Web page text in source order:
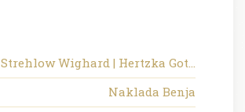
Strehlow Wighard | Hertzka Got...
Naklada Benja